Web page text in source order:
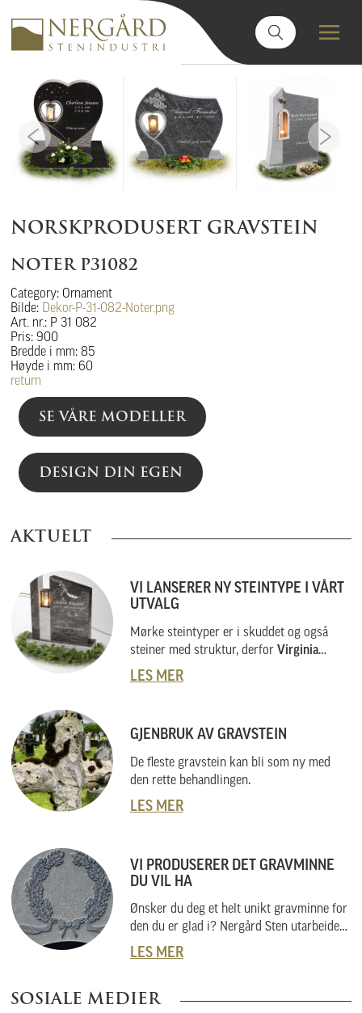
NORSKPRODUSERT GRAVSTEIN
NOTER P31082
Category: Ornament
Bilde: Dekor-P-31-082-Noter.png
Art. nr.: P 31 082
Pris: 900
Bredde i mm: 85
Høyde i mm: 60
return
SE VÅRE MODELLER
DESIGN DIN EGEN
AKTUELT
VI LANSERER NY STEINTYPE I VÅRT
UTVALG
Mørke steintyper er i skuddet og også
steiner med struktur, derfor Virginia
Black.
LES MER
GJENBRUK AV GRAVSTEIN
De fleste gravstein kan bli som ny med
den rette behandlingen.
LES MER
VI PRODUSERER DET GRAVMINNE
DU VIL HA
Ønsker du deg et helt unikt gravminne for
den du er glad i? Nergård Sten utarbeider
også helt unike gravminner i samarbeid
med kunder. Vi skal her forklare hvordan
om du har noe helt spesielt i tankene.
LES MER
SOSIALE MEDIER